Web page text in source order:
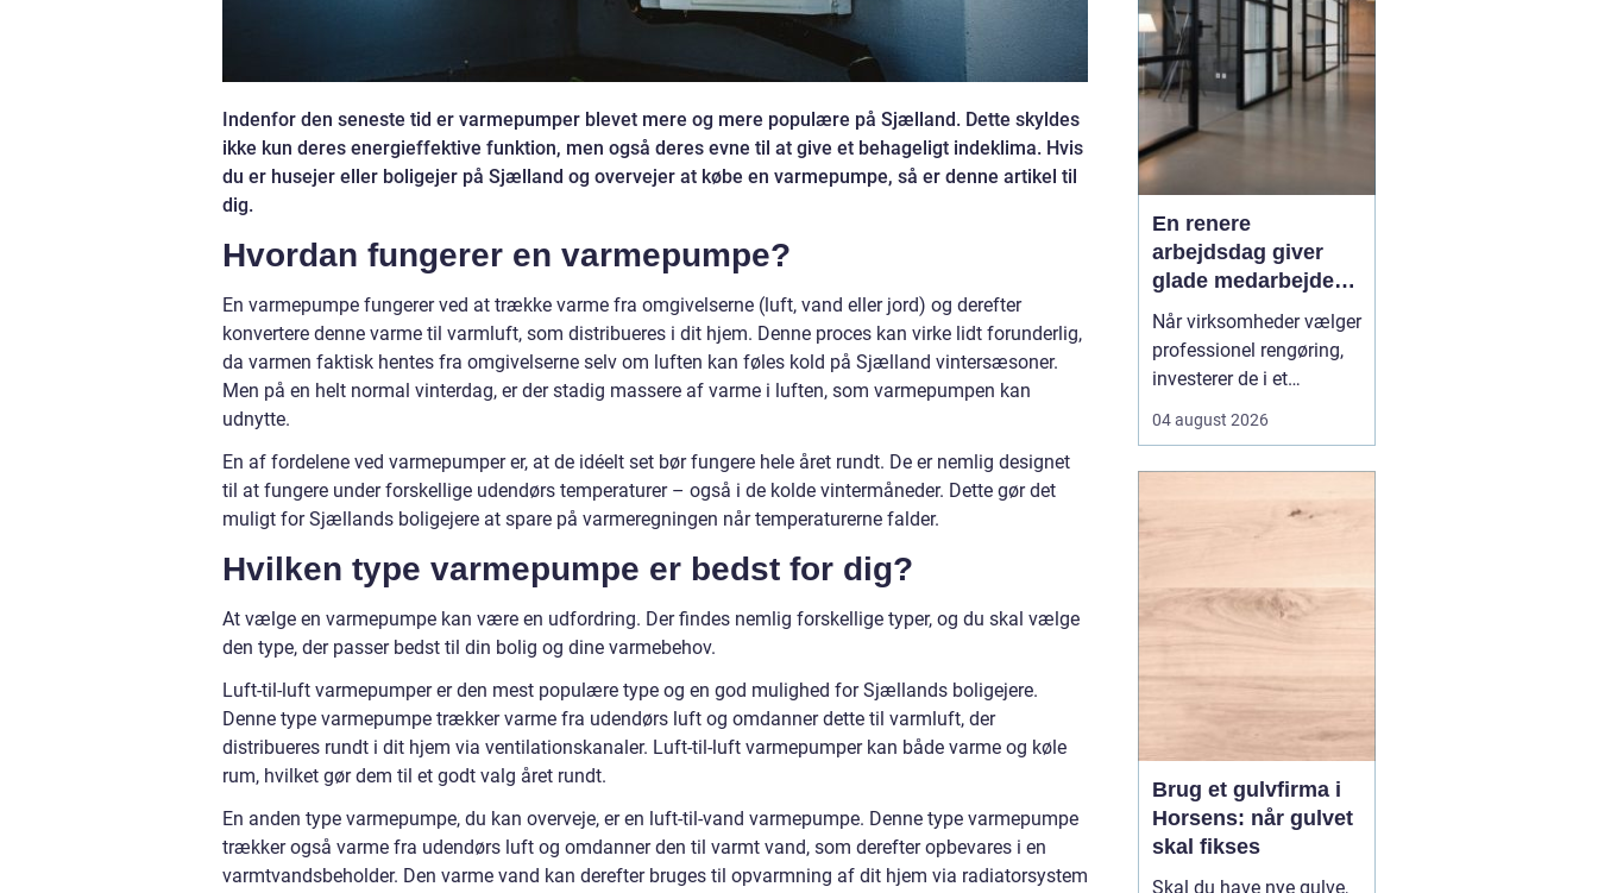
Indenfor den seneste tid er varmepumper blevet mere og mere populære på Sjælland. Dette skyldes
ikke kun deres energieffektive funktion, men også deres evne til at give et behageligt indeklima. Hvis
du er husejer eller boligejer på Sjælland og overvejer at købe en varmepumpe, så er denne artikel til
dig.
Hvordan fungerer en varmepumpe?
En varmepumpe fungerer ved at trække varme fra omgivelserne (luft, vand eller jord) og derefter
konvertere denne varme til varmluft, som distribueres i dit hjem. Denne proces kan virke lidt forunderlig,
da varmen faktisk hentes fra omgivelserne selv om luften kan føles kold på Sjælland vintersæsoner.
Men på en helt normal vinterdag, er der stadig massere af varme i luften, som varmepumpen kan
udnytte.
En af fordelene ved varmepumper er, at de idéelt set bør fungere hele året rundt. De er nemlig designet
til at fungere under forskellige udendørs temperaturer – også i de kolde vintermåneder. Dette gør det
muligt for Sjællands boligejere at spare på varmeregningen når temperaturerne falder.
Hvilken type varmepumpe er bedst for dig?
At vælge en varmepumpe kan være en udfordring. Der findes nemlig forskellige typer, og du skal vælge
den type, der passer bedst til din bolig og dine varmebehov.
Luft-til-luft varmepumper er den mest populære type og en god mulighed for Sjællands boligejere.
Denne type varmepumpe trækker varme fra udendørs luft og omdanner dette til varmluft, der
distribueres rundt i dit hjem via ventilationskanaler. Luft-til-luft varmepumper kan både varme og køle
rum, hvilket gør dem til et godt valg året rundt.
En anden type varmepumpe, du kan overveje, er en luft-til-vand varmepumpe. Denne type varmepumpe
trækker også varme fra udendørs luft og omdanner den til varmt vand, som derefter opbevares i en
varmtvandsbeholder. Den varme vand kan derefter bruges til opvarmning af dit hjem via radiatorsystem
gæster f&ari...
En renere
arbejdsdag giver
glade medarbejdere
med
erhvervsrengøring i
Farvskov
Når virksomheder vælger
professionel rengøring,
investerer de i et
medarbejdere trives, og
04 august 2026
Brug et gulvfirma i
Horsens: når gulvet
skal fikses
Skal du have nye gulve,